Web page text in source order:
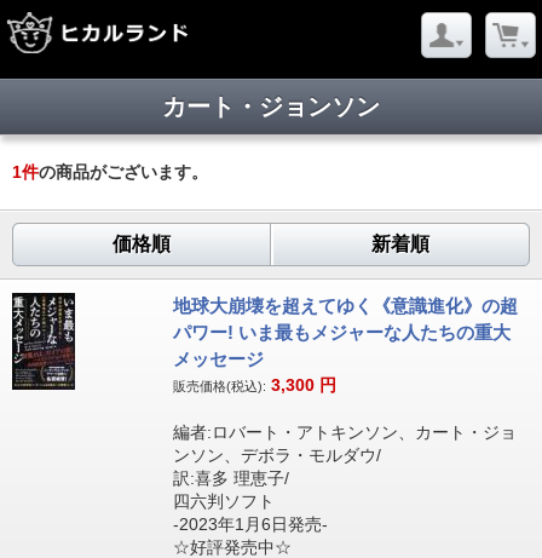
カート・ジョンソン
1件の商品がございます。
価格順 新着順
地球大崩壊を超えてゆく《意識進化》の超
パワー! いま最もメジャーな人たちの重大
メッセージ
販売価格(税込): 3,300 円
編者:ロバート・アトキンソン、カート・ジョ
ンソン、デボラ・モルダウ/
訳:喜多 理恵子/
四六判ソフト
-2023年1月6日発売-
☆好評発売中☆